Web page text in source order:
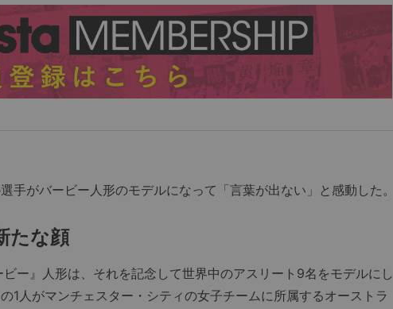
手がバービー人形のモデルになって「言葉が出ない」と感動した。
たな顔
ー』人形は、それを記念して世界中のアスリート9名をモデルにし
1人がマンチェスター・シティの女子チームに所属するオーストラ